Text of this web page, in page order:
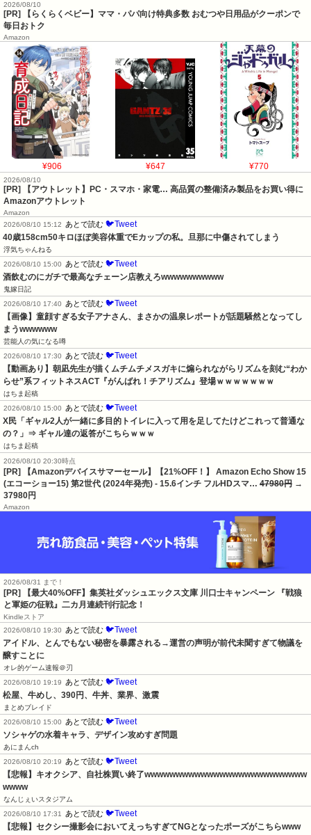
2026/08/10
[PR] 【らくらくベビー】ママ・パパ向け特典多数 おむつや日用品がクーポンで
毎日おトク
Amazon
¥906 ¥647 ¥770
2026/08/10
[PR] 【アウトレット】PC・スマホ・家電… 高品質の整備済み製品をお買い得に
Amazonアウトレット
Amazon
2026/08/10 15:12
あとで読む 🐦Tweet
40歳158cm50キロほぼ美容体重でEカップの私。旦那に中傷されてしまう
浮気ちゃんねる
2026/08/10 15:00
あとで読む 🐦Tweet
酒飲むのにガチで最高なチェーン店教えろwwwwwwwwww
鬼嫁日記
2026/08/10 17:40
あとで読む 🐦Tweet
【画像】童顔すぎる女子アナさん、まさかの温泉レポートが話題騒然となってし
まうwwwwww
芸能人の気になる噂
2026/08/10 17:30
あとで読む 🐦Tweet
【動画あり】朝凪先生が描くムチムチメスガキに煽られながらリズムを刻む“わか
らせ”系フィットネスACT『がんばれ！チアリズム』登場ｗｗｗｗｗｗｗ
はちま起稿
2026/08/10 15:00
あとで読む 🐦Tweet
X民「ギャル2人が一緒に多目的トイレに入って用を足してたけどこれって普通な
の？」⇒ ギャル達の返答がこちらｗｗｗ
はちま起稿
2026/08/10 20:30時点
[PR] 【Amazonデバイスサマーセール】【21%OFF！】 Amazon Echo Show 15
(エコーショー15) 第2世代 (2024年発売) - 15.6インチ フルHDスマ… 47980円 →
37980円
Amazon
2026/08/31 まで！
[PR]
【最大40%OFF】集英社ダッシュエックス文庫 川口士キャンペーン 『戦狼
と軍姫の征戦』二カ月連続刊行記念！
Kindleストア
2026/08/10 19:30
あとで読む 🐦Tweet
アイドル、とんでもない秘密を暴露される→運営の声明が前代未聞すぎて物議を
醸すことに
オレ的ゲーム速報＠刃
2026/08/10 19:19
あとで読む 🐦Tweet
松屋、牛めし、390円、牛丼、業界、激震
まとめブレイド
2026/08/10 15:00
あとで読む 🐦Tweet
ソシャゲの水着キャラ、デザイン攻めすぎ問題
あにまんch
2026/08/10 20:19
あとで読む 🐦Tweet
【悲報】キオクシア、自社株買い終了wwwwwwwwwwwwwwwwwwwwwwwwww
wwww
なんじぇいスタジアム
2026/08/10 17:31
あとで読む 🐦Tweet
【悲報】セクシー撮影会においてえっちすぎてNGとなったポーズがこちらwww